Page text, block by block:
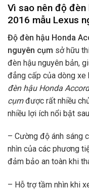
Vì sao nên độ
2016 mẫu Lexus
Độ đèn hậu Honda
nguyên cụm sở hữu
đèn hậu nguyên bản,
đẳng cấp của dòng xe
đèn hậu Honda
cụmđược rất nhiều
nhiều lợi ích nổi bật
– Cường độ ánh sáng
nhìn của các phương
đảm bảo an toàn khi
– Hỗ trợ tầm nhìn khi